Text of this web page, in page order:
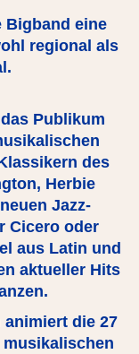
Bigband eine
regional als
Publikum
des
Herbie
Jazz-
Cicero oder
aus Latin und
aktueller Hits
animiert die 27